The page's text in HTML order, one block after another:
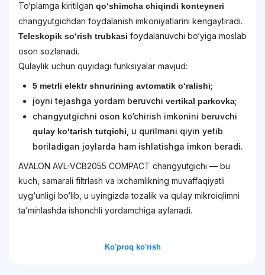
To‘plamga kiritilgan qo‘shimcha chiqindi konteyneri
changyutgichdan foydalanish imkoniyatlarini kengaytiradi.
Teleskopik so‘rish trubkasi foydalanuvchi bo‘yiga moslab
oson sozlanadi.
Qulaylik uchun quyidagi funksiyalar mavjud:
5 metrli elektr shnurining avtomatik o‘ralishi;
joyni tejashga yordam beruvchi vertikal parkovka;
changyutgichni oson ko‘chirish imkonini beruvchi
qulay ko‘tarish tutqichi , u qurilmani qiyin yetib
boriladigan joylarda ham ishlatishga imkon beradi.
AVALON AVL-VCB2055 COMPACT changyutgichi — bu
kuch, samarali filtrlash va ixchamlikning muvaffaqiyatli
uyg‘unligi bo‘lib, u uyingizda tozalik va qulay mikroiqlimni
ta’minlashda ishonchli yordamchiga aylanadi.
Ko'proq ko'rish